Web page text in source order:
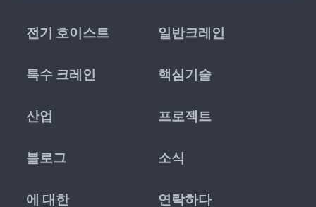
전기 호이스트 일반크레인
특수 크레인 핵심기술
산업 프로젝트
블로그 소식
에 대한 연락하다